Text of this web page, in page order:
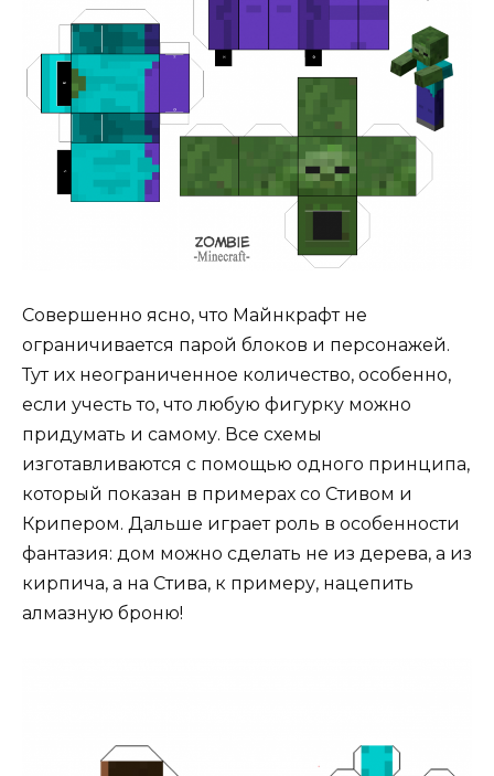
Совершенно ясно, что Майнкрафт не
ограничивается парой блоков и персонажей.
Тут их неограниченное количество, особенно,
если учесть то, что любую фигурку можно
придумать и самому. Все схемы
изготавливаются с помощью одного принципа,
который показан в примерах со Стивом и
Крипером. Дальше играет роль в особенности
фантазия: дом можно сделать не из дерева, а из
кирпича, а на Стива, к примеру, нацепить
алмазную броню!